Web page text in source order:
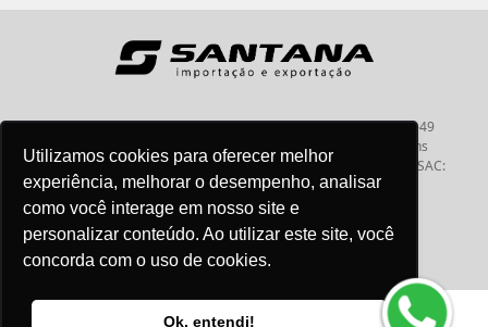
Utilizamos cookies para oferecer melhor
experiência, melhorar o desempenho, analisar
como você interage em nosso site e
personalizar conteúdo. Ao utilizar este site, você
concorda com o uso de cookies.
Ok, entendi!
Santana - Importação e Exportação - CNPJ:57.464.653/0001-49
Atendimento por telefone: dias úteis, das 08:15hs às 18:00hs
Fone:(11) 2099-9900 - E-mail:vendas@santanaimport.com.br
SAC:
sac@santanaimport.com.br
Termos de uso